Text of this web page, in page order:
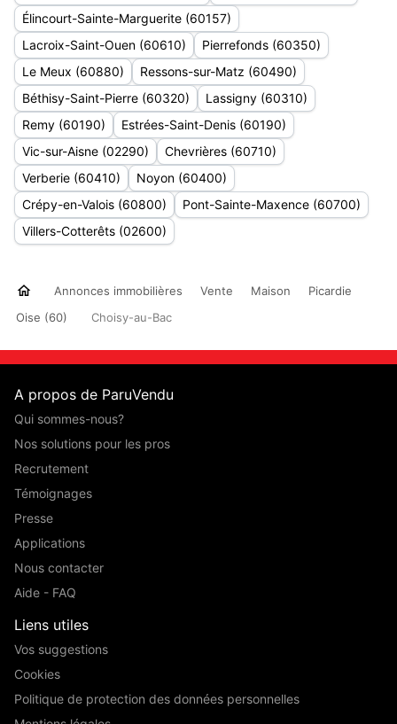
Élincourt-Sainte-Marguerite (60157)
Lacroix-Saint-Ouen (60610)
Pierrefonds (60350)
Le Meux (60880)
Ressons-sur-Matz (60490)
Béthisy-Saint-Pierre (60320)
Lassigny (60310)
Remy (60190)
Estrées-Saint-Denis (60190)
Vic-sur-Aisne (02290)
Chevrières (60710)
Verberie (60410)
Noyon (60400)
Crépy-en-Valois (60800)
Pont-Sainte-Maxence (60700)
Villers-Cotterêts (02600)
Annonces immobilières Vente Maison
Picardie
Oise (60)
Choisy-au-Bac
A propos de ParuVendu
Qui sommes-nous?
Nos solutions pour les pros
Recrutement
Témoignages
Presse
Applications
Nous contacter
Aide - FAQ
Liens utiles
Vos suggestions
Cookies
Politique de protection des données personnelles